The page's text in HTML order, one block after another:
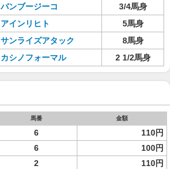
バンブージーコ
3/4馬身
アインリヒト
5馬身
サンライズアタック
8馬身
カシノフォーマル 2 1/2馬身
馬番 金額
6 110円
6
100円
2
110円